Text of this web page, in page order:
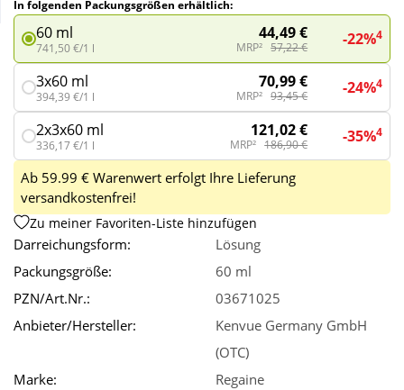
Wellness
In folgenden Packungsgrößen erhältlich:
60 ml
741,50 €/1 l
44,49 €
MRP² 57,22 € -22%4
3x60 ml
394,39 €/1 l
70,99 €
MRP² 93,45 € -24%4
2x3x60 ml
336,17 €/1 l
121,02 €
MRP² 186,90 € -35%4
Ab 59.99 € Warenwert erfolgt Ihre Lieferung
versandkostenfrei!
Zu meiner Favoriten-Liste hinzufügen
Darreichungsform:
Lösung
Packungsgröße:
60 ml
PZN/Art.Nr.:
03671025
Anbieter/Hersteller:
Kenvue Germany GmbH
(OTC)
Marke:
Regaine